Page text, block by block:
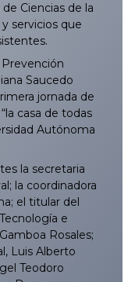
Ciencias de la
servicios que
Saucedo
jornada de
casa de todas
Autónoma
la secretaria
la coordinadora
el titular del
e
Rosales;
Luis Alberto
Teodoro